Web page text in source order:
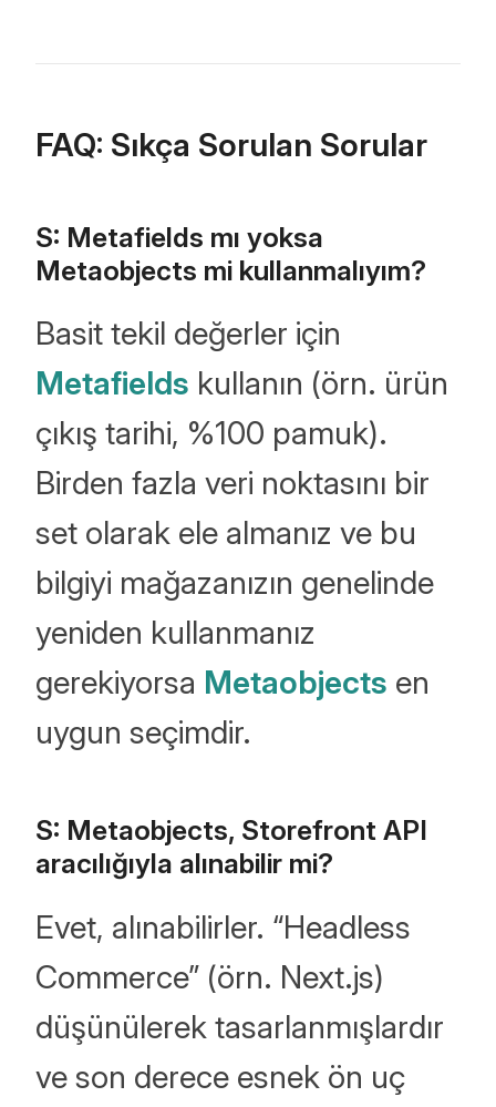
FAQ: Sıkça Sorulan Sorular
S: Metafields mı yoksa
Metaobjects mi kullanmalıyım?
Basit tekil değerler için
Metafields kullanın (örn. ürün
çıkış tarihi, %100 pamuk).
Birden fazla veri noktasını bir
set olarak ele almanız ve bu
bilgiyi mağazanızın genelinde
yeniden kullanmanız
gerekiyorsa Metaobjects en
uygun seçimdir.
S: Metaobjects, Storefront API
aracılığıyla alınabilir mi?
Evet, alınabilirler. “Headless
Commerce” (örn. Next.js)
düşünülerek tasarlanmışlardır
ve son derece esnek ön uç